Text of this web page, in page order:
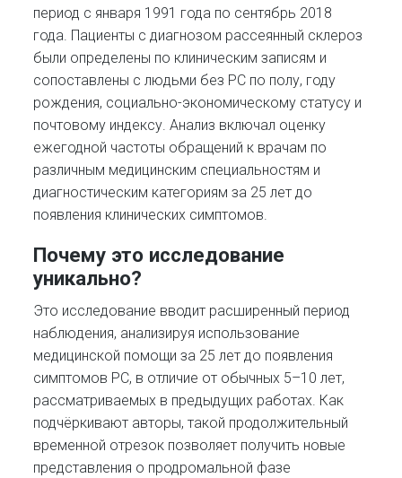
период с января 1991 года по сентябрь 2018
года. Пациенты с диагнозом рассеянный склероз
были определены по клиническим записям и
сопоставлены с людьми без РС по полу, году
рождения, социально-экономическому статусу и
почтовому индексу. Анализ включал оценку
ежегодной частоты обращений к врачам по
различным медицинским специальностям и
диагностическим категориям за 25 лет до
появления клинических симптомов.
Почему это исследование
уникально?
Это исследование вводит расширенный период
наблюдения, анализируя использование
медицинской помощи за 25 лет до появления
симптомов РС, в отличие от обычных 5–10 лет,
рассматриваемых в предыдущих работах. Как
подчёркивают авторы, такой продолжительный
временной отрезок позволяет получить новые
представления о продромальной фазе